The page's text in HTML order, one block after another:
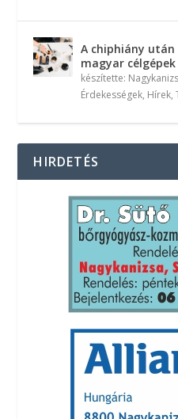
A chiphiány
magyar célgépek
készítette:
Érdekességek, Hírek,
HIRDETÉS